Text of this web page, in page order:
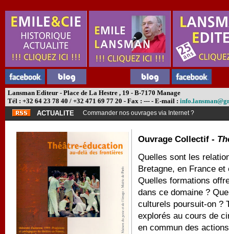
Lansman Editeur - Place de La Hestre , 19 - B-7170 Manage
Tél : +32 64 23 78 40 / +32 471 69 77 20 - Fax : --- - E-mail :
ACTUALITE
Commander nos ouvrages via Internet ?
Ouvrage Collectif -
Quelles sont les
Bretagne, en France
Quelles formations
dans ce domaine ?
culturels poursuit-on ?
explorés au cours de
en commun des